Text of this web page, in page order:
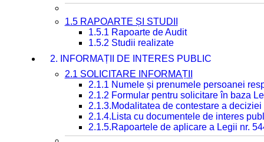
1.5 RAPOARTE ȘI STUDII
1.5.1 Rapoarte de Audit
1.5.2 Studii realizate
2. INFORMAȚII DE INTERES PUBLIC
2.1 SOLICITARE INFORMAȚII
2.1.1 Numele și prenumele persoanei
2.1.2 Formular pentru solicitare în baza
2.1.3.Modalitatea de contestare a
2.1.4.Lista cu documentele de interes
2.1.5.Rapoartele de aplicare a Legii nr.